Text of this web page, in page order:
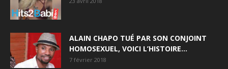
ALAIN CHAPO TUÉ PAR SON CONJOINT
HOMOSEXUEL, VOICI L’HISTOIRE…
7 février 2018